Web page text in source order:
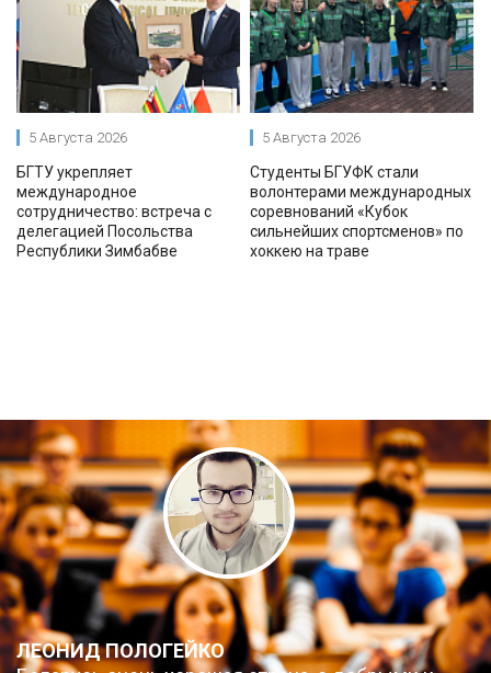
5 Августа 2026
БГТУ укрепляет
международное
сотрудничество: встреча с
делегацией Посольства
Республики Зимбабве
5 Августа 2026
Студенты БГУФК стали
волонтерами международных
соревнований «Кубок
сильнейших спортсменов» по
хоккею на траве
ЛЕОНИД ПОЛОГЕЙКО